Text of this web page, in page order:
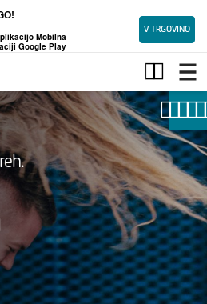
Mobilna
Google Play
V TRGOVINO